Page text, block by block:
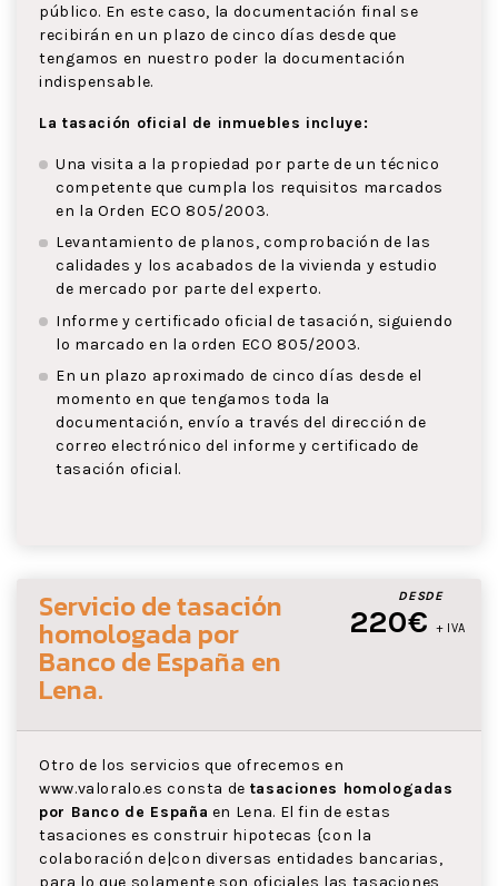
público. En este caso, la documentación final se
recibirán en un plazo de cinco días desde que
tengamos en nuestro poder la documentación
indispensable.
La tasación oficial de inmuebles incluye:
Una visita a la propiedad por parte de un técnico
competente que cumpla los requisitos marcados
en la Orden ECO 805/2003.
Levantamiento de planos, comprobación de las
calidades y los acabados de la vivienda y estudio
de mercado por parte del experto.
Informe y certificado oficial de tasación, siguiendo
lo marcado en la orden ECO 805/2003.
En un plazo aproximado de cinco días desde el
momento en que tengamos toda la
documentación, envío a través del dirección de
correo electrónico del informe y certificado de
tasación oficial.
DESDE
220€ + IVA
Servicio de tasación
homologada por
Banco de España en
Lena.
Otro de los servicios que ofrecemos en
www.valoralo.es consta de tasaciones homologadas
por Banco de España en Lena. El fin de estas
tasaciones es construir hipotecas {con la
colaboración de|con diversas entidades bancarias,
para lo que solamente son oficiales las tasaciones